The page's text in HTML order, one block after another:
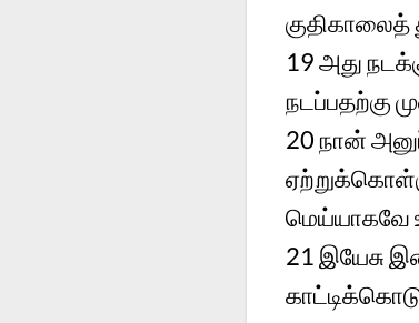
19அது
நடப்பதற்கு
20நான்
மெய்யாகவே
21 இயேசு